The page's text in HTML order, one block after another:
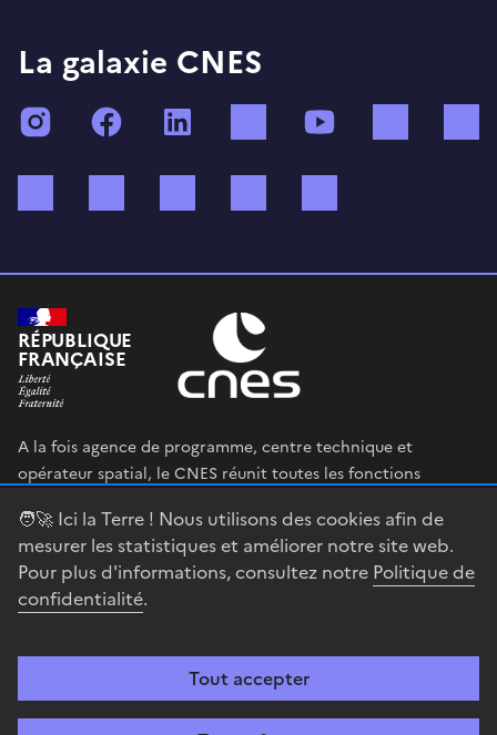
🧑‍🚀 Ici la Terre ! Nous utilisons des cookies afin de
mesurer les statistiques et améliorer notre site web.
Pour plus d'informations, consultez notre Politique de
confidentialité.
Tout accepter
La galaxie CNES
InstagramFacebook TikTok
RÉPUBLIQUE
FRANÇAISE
A la fois agence de programme, centre technique et
opérateur spatial, le CNES réunit toutes les fonctions
en œuvre sa stratégie spatiale.
legifrance.gouv.fr
gouvernement.fr
Accessibilité : partiellement conforme Mentions légales
Gestion des cookies